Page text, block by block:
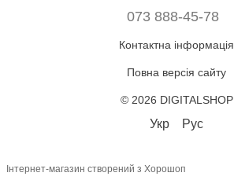
073 888-45-78
Контактна інформація
Повна версія сайту
© 2026 DIGITALSHOP
Укр Рус
Інтернет-магазин створений з Хорошоп